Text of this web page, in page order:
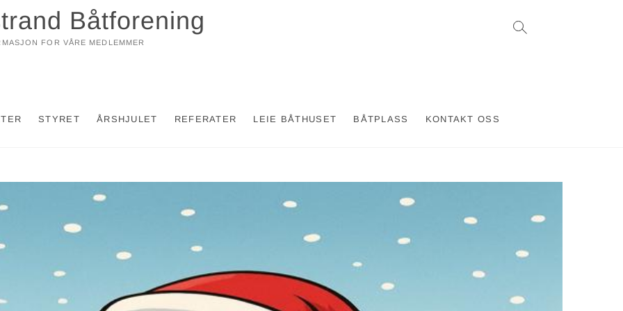
Båtforening
FOR VÅRE MEDLEMMER
STYRET ÅRSHJULET REFERATER LEIE BÅTHUSET BÅTPLASS KONTAKT OSS